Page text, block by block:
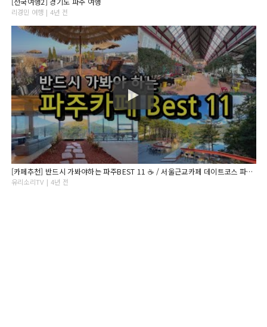
리경민 여행 | 4년 전
[카페추천] 반드시 가봐야하는 파주BEST 11 ☕ / 서울근교카페 데이트코스 파주맛집 / 겨울철 드라이브코스 / 레드브릿지 / 뮌스터담 / 레드파이프 / 더티트렁크 /
유리소리TV | 4년 전